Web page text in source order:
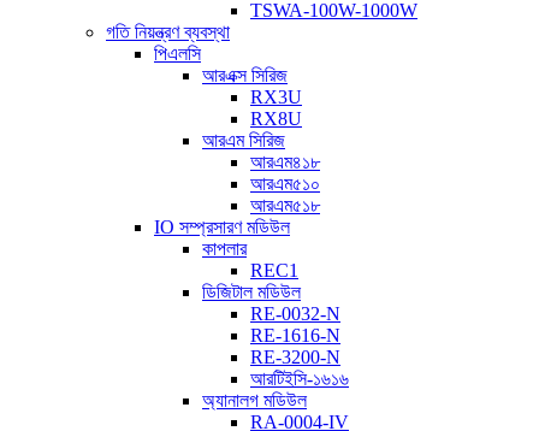
TSWA-100W-1000W
গতি নিয়ন্ত্রণ ব্যবস্থা
পিএলসি
আরএক্স সিরিজ
RX3U
RX8U
আরএম সিরিজ
আরএম৪১৮
আরএম৫১০
আরএম৫১৮
IO সম্প্রসারণ মডিউল
কাপলার
REC1
ডিজিটাল মডিউল
RE-0032-N
RE-1616-N
RE-3200-N
আরটিইসি-১৬১৬
অ্যানালগ মডিউল
RA-0004-IV